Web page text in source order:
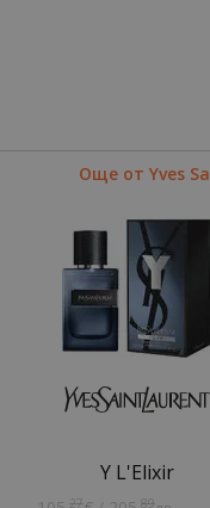
Още от Yves
Y L'Elixir
27 89